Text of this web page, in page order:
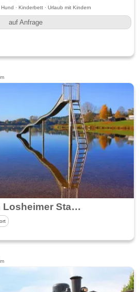
· Kinderbett · Urlaub mit Kindern
auf Anfrage
Freizeitzentrum Losheimer Stausee